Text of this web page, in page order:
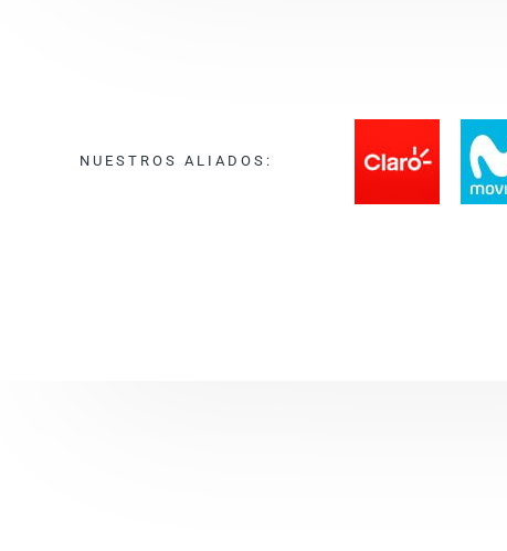
NUESTROS ALIADOS: